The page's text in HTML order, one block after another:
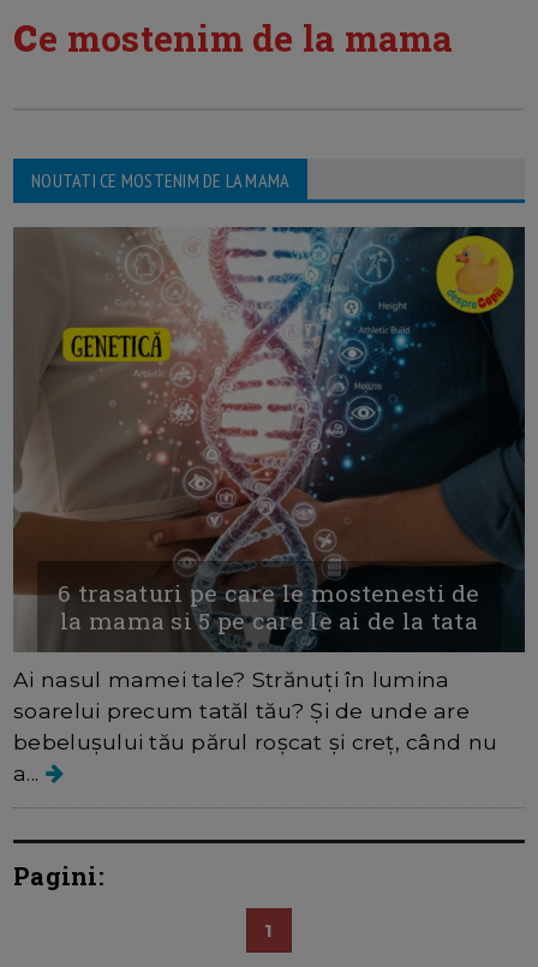
ce mostenim de la mama
NOUTATI CE MOSTENIM DE LA MAMA
6 trasaturi pe care le mostenesti de
la mama si 5 pe care le ai de la tata
Ai nasul mamei tale? Strănuți în lumina
soarelui precum tatăl tău? Și de unde are
bebelușului tău părul roșcat și creț, când nu
a...
Pagini:
1